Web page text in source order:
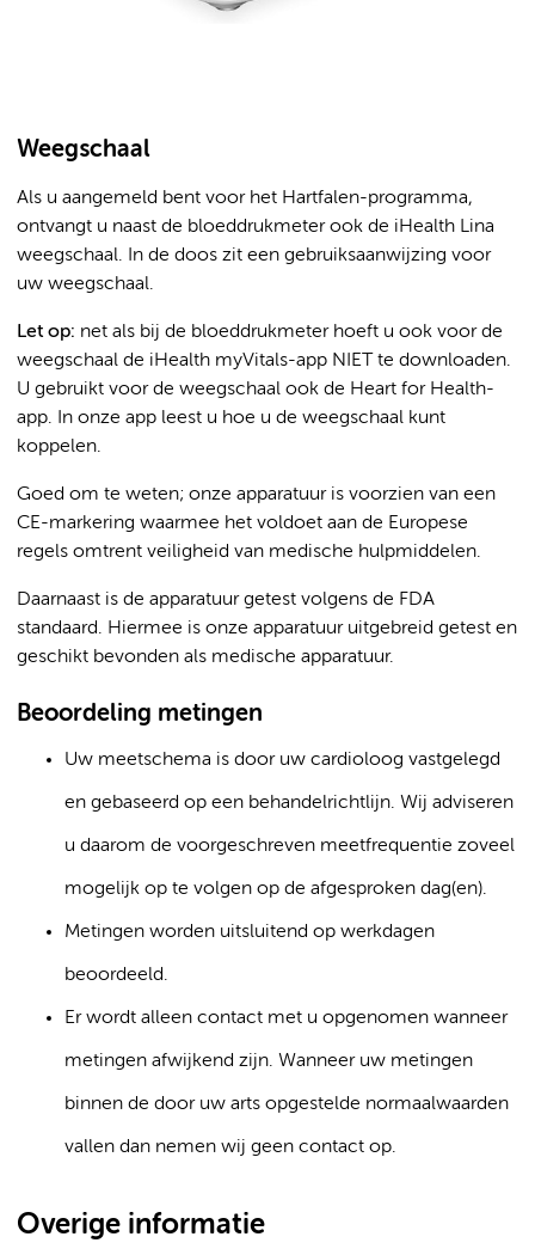
Weegschaal
Als u aangemeld bent voor het Hartfalen-programma,
ontvangt u naast de bloeddrukmeter ook de iHealth Lina
weegschaal. In de doos zit een gebruiksaanwijzing voor
uw weegschaal.
Let op: net als bij de bloeddrukmeter hoeft u ook voor de
weegschaal de iHealth myVitals-app NIET te downloaden.
U gebruikt voor de weegschaal ook de Heart for Health-
app. In onze app leest u hoe u de weegschaal kunt
koppelen.
Goed om te weten; onze apparatuur is voorzien van een
CE-markering waarmee het voldoet aan de Europese
regels omtrent veiligheid van medische hulpmiddelen.
Daarnaast is de apparatuur getest volgens de FDA
standaard. Hiermee is onze apparatuur uitgebreid getest en
geschikt bevonden als medische apparatuur.
Beoordeling metingen
Uw meetschema is door uw cardioloog vastgelegd
en gebaseerd op een behandelrichtlijn. Wij adviseren
u daarom de voorgeschreven meetfrequentie zoveel
mogelijk op te volgen op de afgesproken dag(en).
Metingen worden uitsluitend op werkdagen
beoordeeld.
Er wordt alleen contact met u opgenomen wanneer
metingen afwijkend zijn. Wanneer uw metingen
binnen de door uw arts opgestelde normaalwaarden
vallen dan nemen wij geen contact op.
Overige informatie